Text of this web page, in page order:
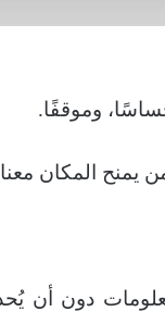
وموقفًا.
يمنح المكان
دون أن